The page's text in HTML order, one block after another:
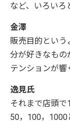
など、いろいろ
金澤
販売目的という
分が好きなもの
テンションが響
逸見氏
それまで店頭
50，100，